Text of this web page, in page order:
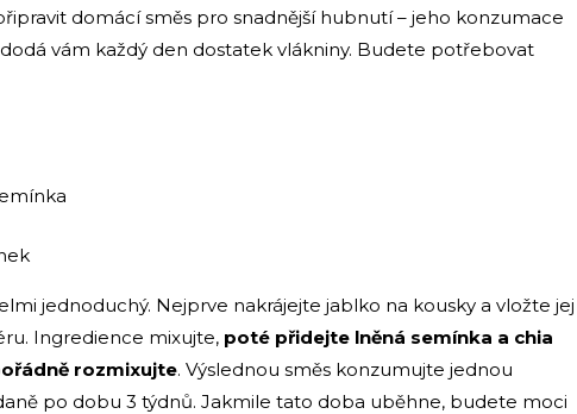
domácí směs pro snadnější hubnutí – jeho konzumace
vám každý den dostatek vlákniny. Budete potřebovat
jednoduchý. Nejprve nakrájejte jablko na kousky a vložte jej
Ingredience mixujte, poté přidejte lněná semínka a chia
rozmixujte. Výslednou směs konzumujte jednou
po dobu 3 týdnů. Jakmile tato doba uběhne, budete moci